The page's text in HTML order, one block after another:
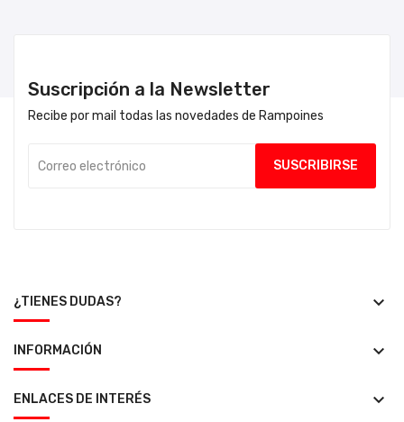
Suscripción a la Newsletter
Recibe por mail todas las novedades de Rampoines
¿TIENES DUDAS? keyboard_arrow_down
INFORMACIÓN keyboard_arrow_down
ENLACES DE INTERÉS keyboard_arrow_down